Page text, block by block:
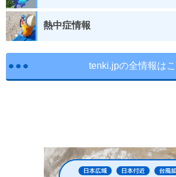
熱中症情報
tenki.jpの全情報は